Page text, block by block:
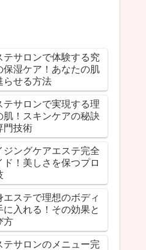
テサロンで体験する究
保湿ケア！あなたの肌
らせる方法
テサロンで実現する理
肌！スキンケアの秘訣
門技術
ジングケアエステ完全
ド！美しさを保つプロ
エステで理想のボディ
に入れる！その効果と
方
テサロンのメニュー完